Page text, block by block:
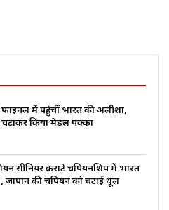
में पहुंचीं भारत की अलीशा,
चटाकर किया मेडल पक्का
सीनियर कराटे चैंपियनशिप में भारत
जापान की चैंपियन को चटाई धूल